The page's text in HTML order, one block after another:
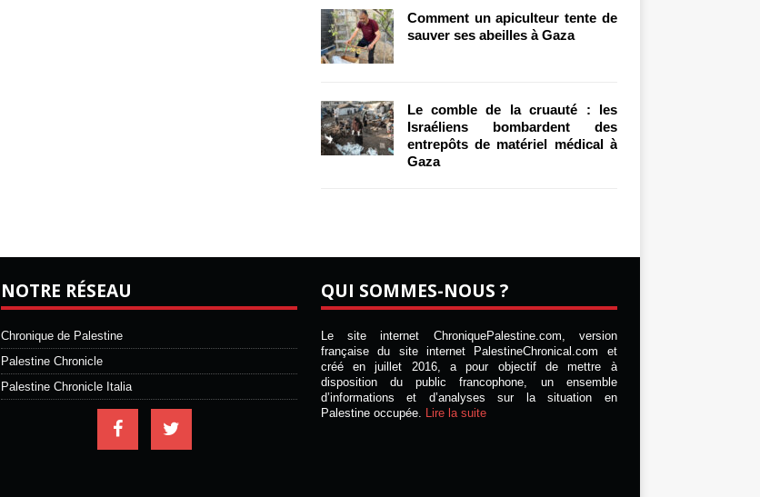
Comment un apiculteur tente de
sauver ses abeilles à Gaza
Le comble de la cruauté : les
Israéliens bombardent des
entrepôts de matériel médical à
Gaza
NOTRE RÉSEAU
Chronique de Palestine
Palestine Chronicle
Palestine Chronicle Italia
QUI SOMMES-NOUS ?
Le site internet ChroniquePalestine.com, version
française du site internet PalestineChronical.com et
créé en juillet 2016, a pour objectif de mettre à
disposition du public francophone, un ensemble
d’informations et d’analyses sur la situation en
Palestine occupée. Lire la suite